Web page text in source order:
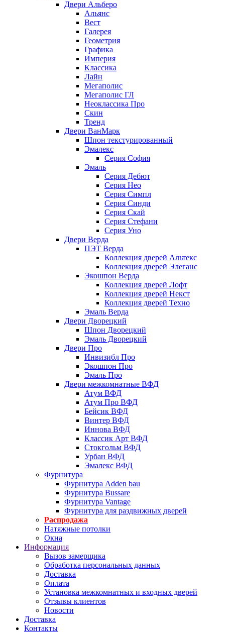
Двери Альберо
Альянс
Вест
Галерея
Геометрия
Графика
Империя
Классика
Лайн
Мегаполис
Мегаполис ГЛ
Неоклассика Про
Скин
Тренд
Двери ВанМарк
Шпон текстурированный
Эмалекс
Серия София
Эмаль
Серия Дебют
Серия Нео
Серия Симпл
Серия Синди
Серия Скай
Серия Стефани
Серия Уно
Двери Верда
ПЭТ Верда
Коллекция дверей Альтекс
Коллекция дверей Элеганс
Экошпон Верда
Коллекция дверей Лофт
Коллекция дверей Некст
Коллекция дверей Техно
Эмаль Верда
Двери Дворецкий
Шпон Дворецкий
Эмаль Дворецкий
Двери Про
Инвизибл Про
Экошпон Про
Эмаль Про
Двери межкомнатные ВФД
Атум ВФД
Атум Про ВФД
Бейсик ВФД
Винтер ВФД
Иннова ВФД
Классик Арт ВФД
Стокгольм ВФД
Урбан ВФД
Эмалекс ВФД
Фурнитура
Фурнитура Adden bau
Фурнитура Bussare
Фурнитура Vantage
Фурнитура для раздвижных дверей
Распродажа
Натяжные потолки
Окна
Информация
Вызов замерщика
Обработка персональных данных
Доставка
Оплата
Установка межкомнатных и входных дверей
Отзывы клиентов
Новости
Доставка
Контакты